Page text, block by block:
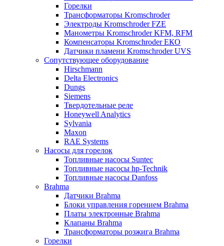
Горелки
Трансформаторы Kromschroder
Электроды Kromschroder FZE
Манометры Kromschroder KFM, RFM
Компенсаторы Kromschroder ЕКО
Датчики пламени Kromschroder UVS
Сопутствующее оборудование
Hirschmann
Delta Electronics
Dungs
Siemens
Твердотельные реле
Honeywell Analytics
Sylvania
Maxon
RAE Systems
Насосы для горелок
Топливные насосы Suntec
Топливные насосы hp-Technik
Топливные насосы Danfoss
Brahma
Датчики Brahma
Блоки управления горением Brahma
Платы электронные Brahma
Клапаны Brahma
Трансформаторы розжига Brahma
Горелки